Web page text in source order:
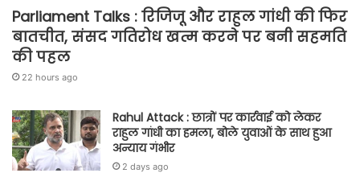
Parliament Talks : रिजिजू और राहुल गांधी की फिर
बातचीत, संसद गतिरोध खत्म करने पर बनी सहमति
की पहल
22 hours ago
Rahul Attack : छात्रों पर कार्रवाई को लेकर
राहुल गांधी का हमला, बोले युवाओं के साथ हुआ
अन्याय गंभीर
2 days ago